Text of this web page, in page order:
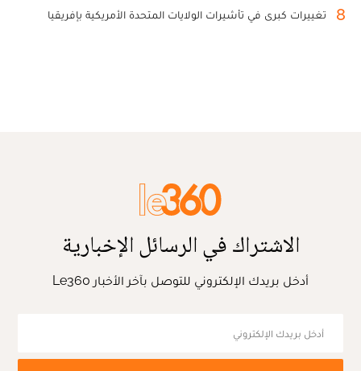
8 تغييرات كبرى في تأشيرات الولايات المتحدة الأمريكية بإفريقيا
الاشتراك في الرسائل الإخبارية
أدخل بريدك الإلكتروني للتوصل بآخر الأخبار Le360